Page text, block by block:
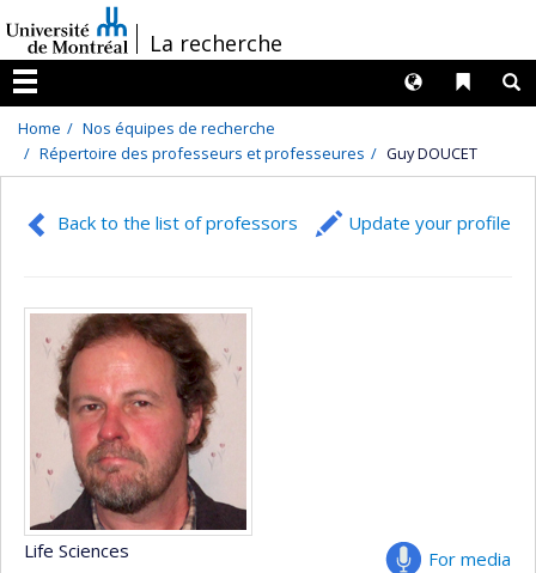
au
contenu
/La recherche
Menu
Liens
Langues
Home
Nos équipes de recherche
Répertoire des professeurs et professeures
Guy DOUCET
Back to the list of professors Update your profile
For media
Life Sciences